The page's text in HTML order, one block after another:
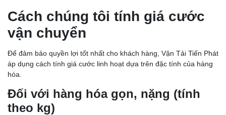
Cách chúng tôi tính giá cước
vận chuyển
Để đảm bảo quyền lợi tốt nhất cho khách hàng, Vận Tải Tiến Phát
áp dụng cách tính giá cước linh hoạt dựa trên đặc tính của hàng
hóa.
Đối với hàng hóa gọn, nặng (tính
theo kg)